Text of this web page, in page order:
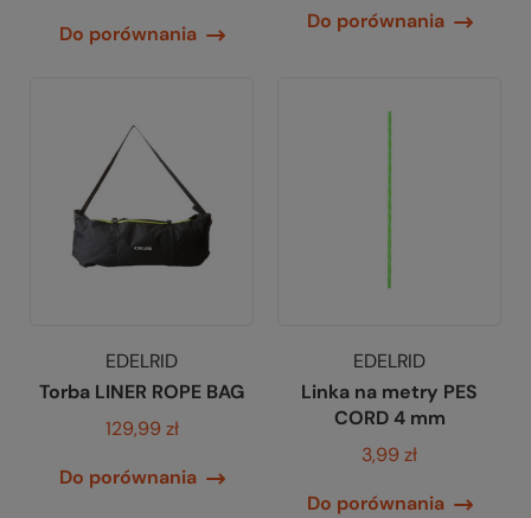
Do porównania
Do porównania
EDELRID
Torba LINER ROPE BAG
129,99 zł
Do porównania
EDELRID
Linka na metry PES
CORD 4 mm
3,99 zł
Do porównania